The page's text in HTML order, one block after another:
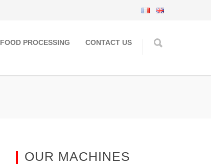
FOOD PROCESSING CONTACT US
OUR MACHINES